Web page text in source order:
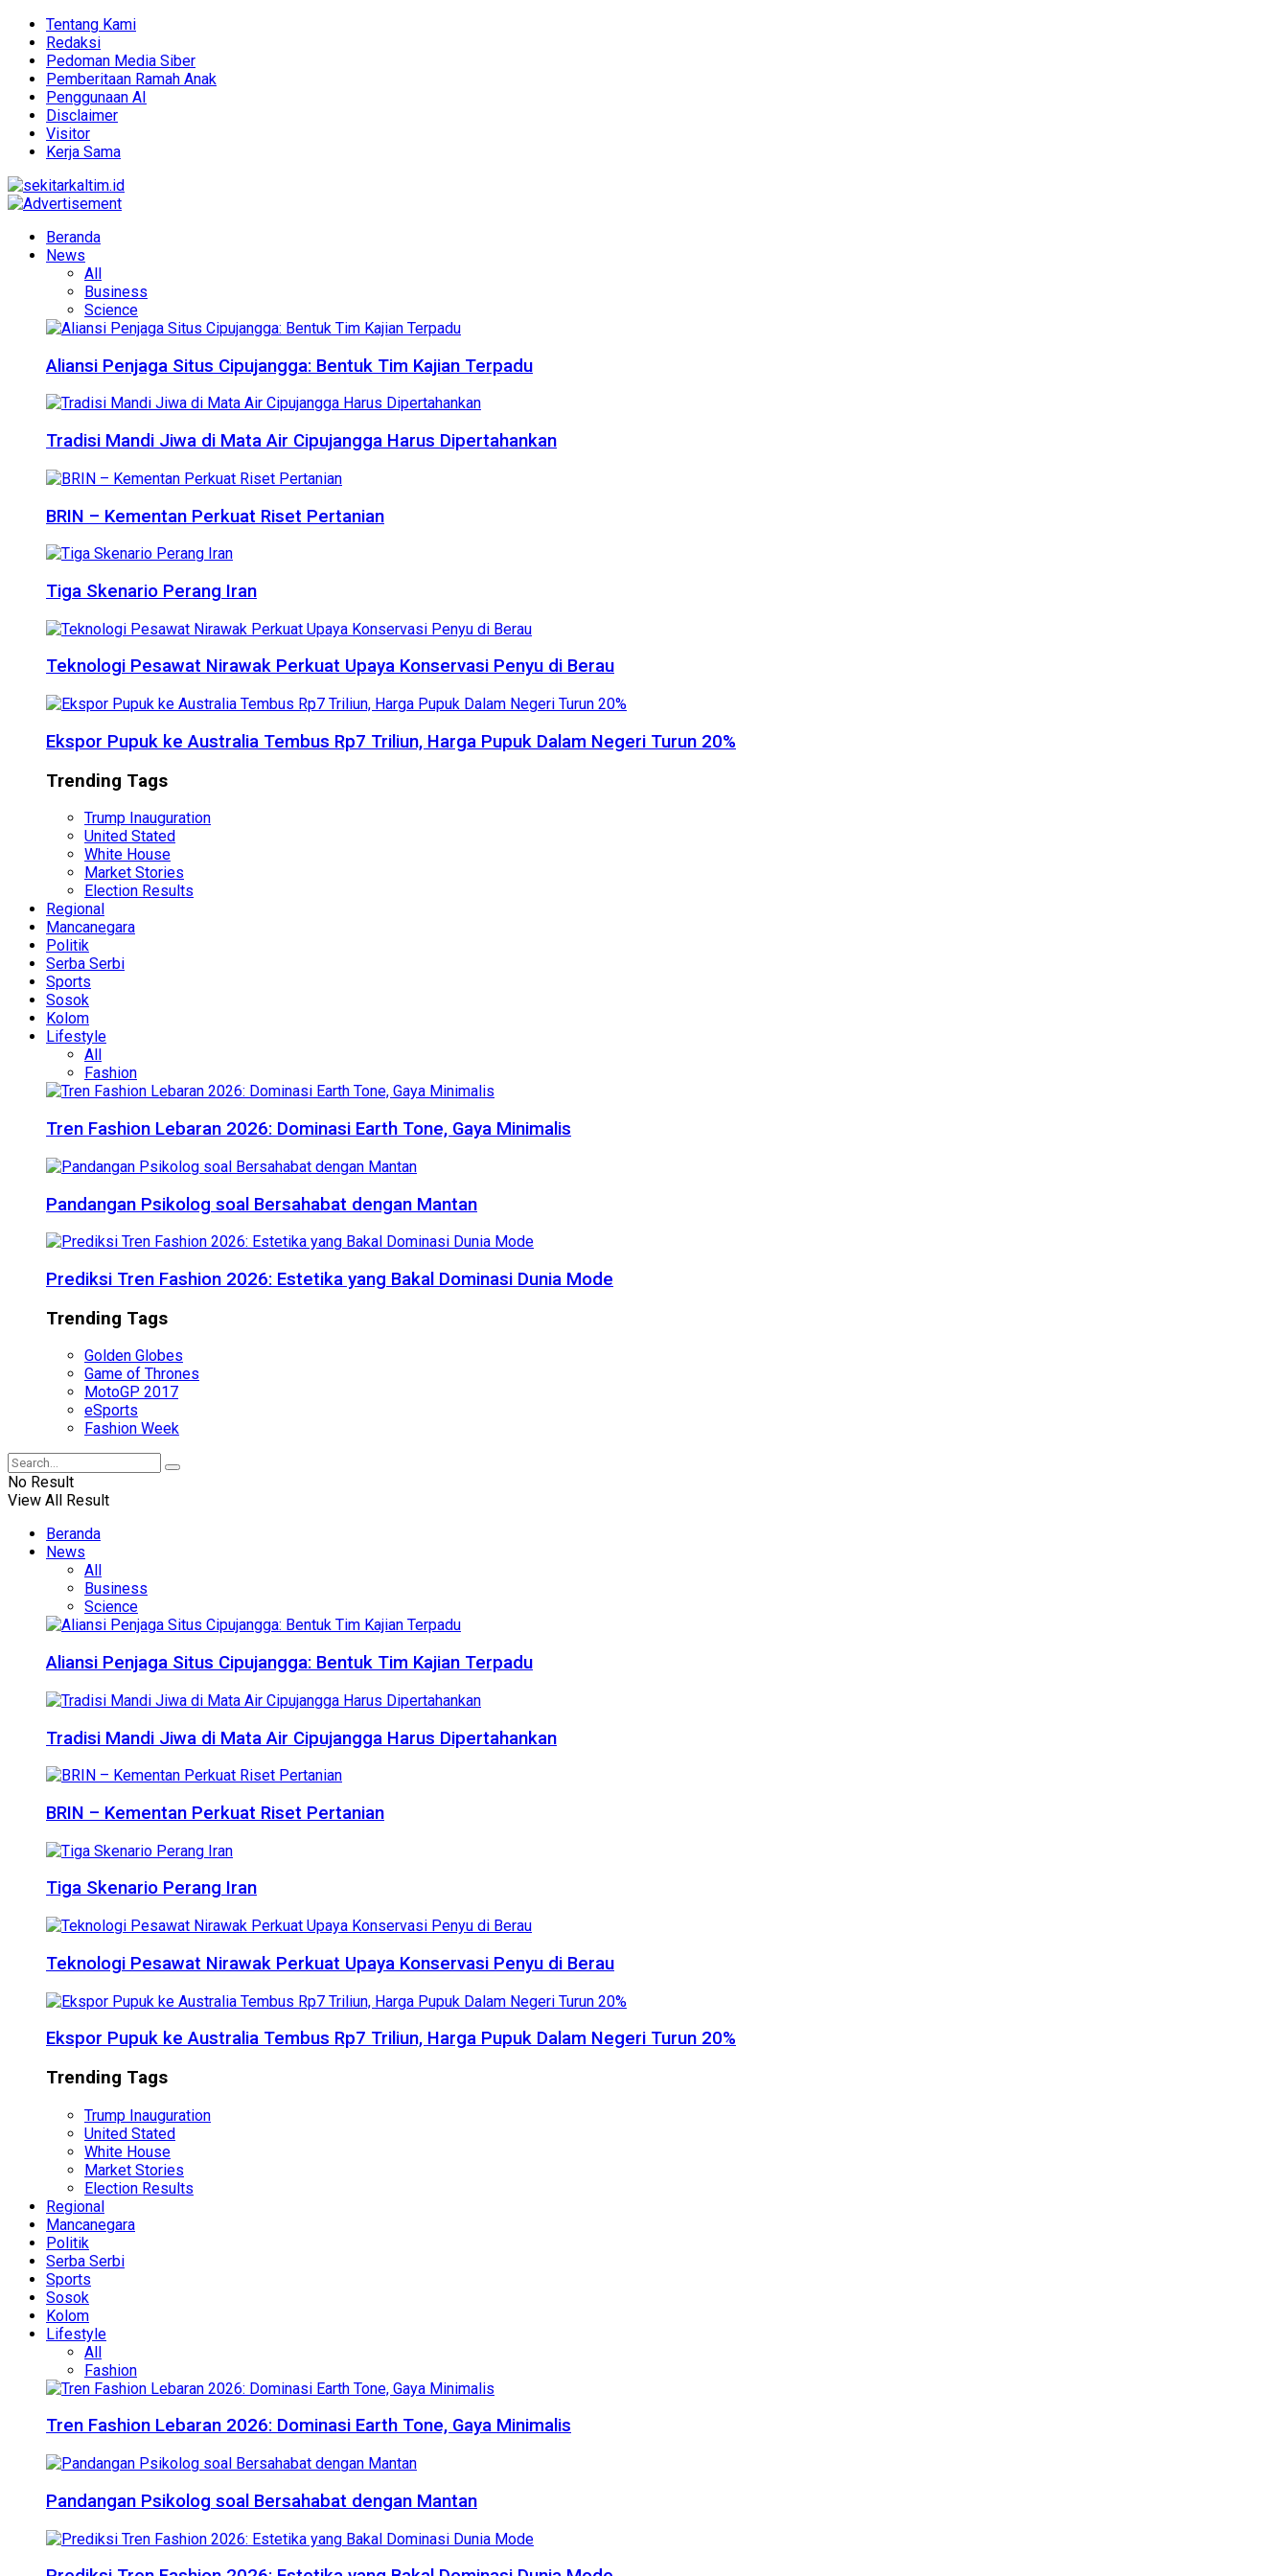
Tentang Kami
Redaksi
Pedoman Media Siber
Pemberitaan Ramah Anak
Penggunaan AI
Disclaimer
Visitor
Kerja Sama
Beranda
News
All
Business
Science
Aliansi Penjaga Situs Cipujangga: Bentuk Tim Kajian Terpadu
Tradisi Mandi Jiwa di Mata Air Cipujangga Harus Dipertahankan
BRIN – Kementan Perkuat Riset Pertanian
Tiga Skenario Perang Iran
Teknologi Pesawat Nirawak Perkuat Upaya Konservasi Penyu di Berau
Ekspor Pupuk ke Australia Tembus Rp7 Triliun, Harga Pupuk Dalam Negeri Turun 20%
Trending Tags
Trump Inauguration
United Stated
White House
Market Stories
Election Results
Regional
Mancanegara
Politik
Serba Serbi
Sports
Sosok
Kolom
Lifestyle
All
Fashion
Tren Fashion Lebaran 2026: Dominasi Earth Tone, Gaya Minimalis
Pandangan Psikolog soal Bersahabat dengan Mantan
Prediksi Tren Fashion 2026: Estetika yang Bakal Dominasi Dunia Mode
Trending Tags
Golden Globes
Game of Thrones
MotoGP 2017
eSports
Fashion Week
No Result
View All Result
Beranda
News
All
Business
Science
Aliansi Penjaga Situs Cipujangga: Bentuk Tim Kajian Terpadu
Tradisi Mandi Jiwa di Mata Air Cipujangga Harus Dipertahankan
BRIN – Kementan Perkuat Riset Pertanian
Tiga Skenario Perang Iran
Teknologi Pesawat Nirawak Perkuat Upaya Konservasi Penyu di Berau
Ekspor Pupuk ke Australia Tembus Rp7 Triliun, Harga Pupuk Dalam Negeri Turun 20%
Trending Tags
Trump Inauguration
United Stated
White House
Market Stories
Election Results
Regional
Mancanegara
Politik
Serba Serbi
Sports
Sosok
Kolom
Lifestyle
All
Fashion
Tren Fashion Lebaran 2026: Dominasi Earth Tone, Gaya Minimalis
Pandangan Psikolog soal Bersahabat dengan Mantan